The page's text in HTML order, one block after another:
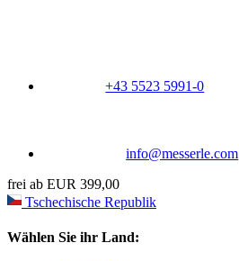
+43 5523 5991-0
info@messerle.com
frei ab EUR 399,00
Tschechische Republik
Wählen Sie ihr Land: